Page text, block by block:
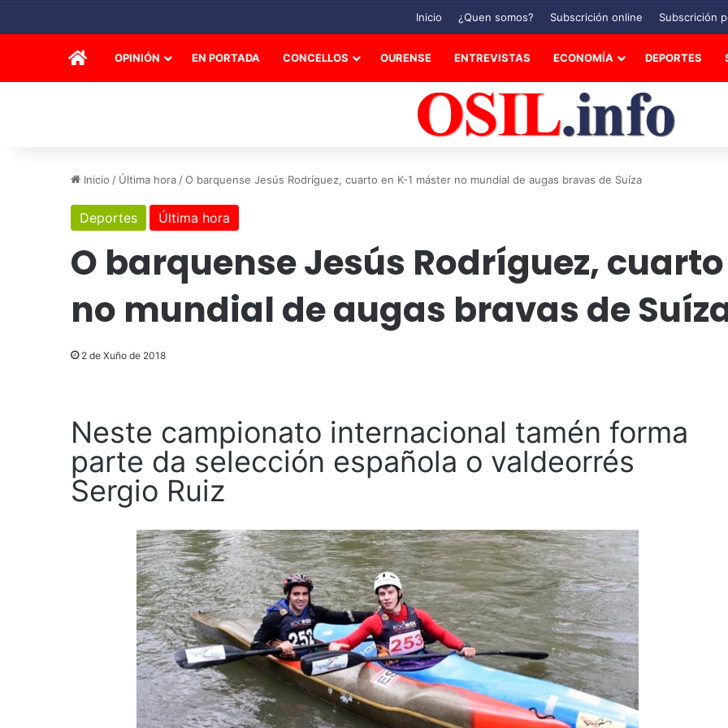
Inicio ¿Quen somos? Subscrición online Subscrición
INICIOOPINIÓN EN PORTADA CONCELLOS OURENSE ENTREVISTAS ECONOMÍA DEPORTES
Inicio / Última hora /O barquense Jesús Rodríguez, cuarto en K-1 máster no mundial de augas bravas de Suíza
Deportes Última hora
O barquense Jesús Rodríguez,
no mundial de augas bravas de
2 de Xuño de 2018
Neste campionato internacional tamén forma
parte da selección española o valdeorrés
Sergio Ruiz